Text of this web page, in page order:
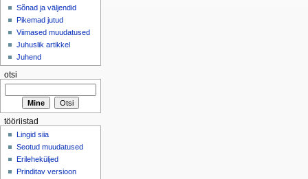
Sõnad ja väljendid
Pikemad jutud
Viimased muudatused
Juhuslik artikkel
Juhend
otsi
tööriistad
Lingid siia
Seotud muudatused
Erileheküljed
Prinditav versioon